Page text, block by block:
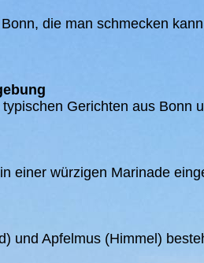
die man schmecken
Gerichten aus
einer würzigen Marinade
und Apfelmus (Himmel)